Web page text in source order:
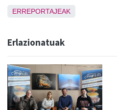
ERREPORTAJEAK
Erlazionatuak